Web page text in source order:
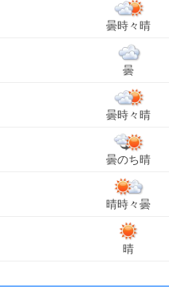
曇時々晴
曇
曇時々晴
曇のち晴
晴時々曇
晴